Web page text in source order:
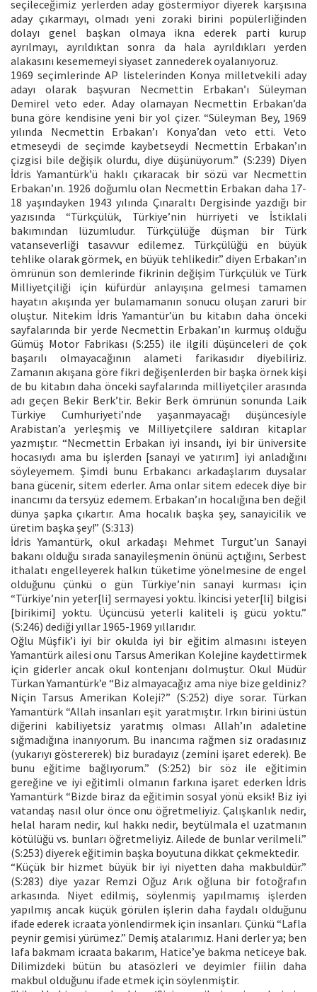
seçileceğimiz yerlerden aday göstermiyor diyerek karşısına
aday çıkarmayı, olmadı yeni zoraki birini popülerliğinden
dolayı genel başkan olmaya ikna ederek parti kurup
ayrılmayı, ayrıldıktan sonra da hala ayrıldıkları yerden
alakasını kesememeyi siyaset zannederek oyalanıyoruz.
1969 seçimlerinde AP listelerinden Konya milletvekili aday
adayı olarak başvuran Necmettin Erbakan’ı Süleyman
Demirel veto eder. Aday olamayan Necmettin Erbakan’da
buna göre kendisine yeni bir yol çizer. “Süleyman Bey, 1969
yılında Necmettin Erbakan’ı Konya’dan veto etti. Veto
etmeseydi de seçimde kaybetseydi Necmettin Erbakan’ın
çizgisi bile değişik olurdu, diye düşünüyorum.” (S:239) Diyen
İdris Yamantürk’ü haklı çıkaracak bir sözü var Necmettin
Erbakan’ın. 1926 doğumlu olan Necmettin Erbakan daha 17-
18 yaşındayken 1943 yılında Çınaraltı Dergisinde yazdığı bir
yazısında “Türkçülük, Türkiye’nin hürriyeti ve İstiklali
bakımından lüzumludur. Türkçülüğe düşman bir Türk
vatanseverliği tasavvur edilemez. Türkçülüğü en büyük
tehlike olarak görmek, en büyük tehlikedir.” diyen Erbakan’ın
ömrünün son demlerinde fikrinin değişim Türkçülük ve Türk
Milliyetçiliği için küfürdür anlayışına gelmesi tamamen
hayatın akışında yer bulamamanın sonucu oluşan zaruri bir
oluştur. Nitekim İdris Yamantür’ün bu kitabın daha önceki
sayfalarında bir yerde Necmettin Erbakan’ın kurmuş olduğu
Gümüş Motor Fabrikası (S:255) ile ilgili düşünceleri de çok
başarılı olmayacağının alameti farikasıdır diyebiliriz.
Zamanın akışana göre fikri değişenlerden bir başka örnek kişi
de bu kitabın daha önceki sayfalarında milliyetçiler arasında
adı geçen Bekir Berk’tir. Bekir Berk ömrünün sonunda Laik
Türkiye Cumhuriyeti’nde yaşanmayacağı düşüncesiyle
Arabistan’a yerleşmiş ve Milliyetçilere saldıran kitaplar
yazmıştır. “Necmettin Erbakan iyi insandı, iyi bir üniversite
hocasıydı ama bu işlerden [sanayi ve yatırım] iyi anladığını
söyleyemem. Şimdi bunu Erbakancı arkadaşlarım duysalar
bana gücenir, sitem ederler. Ama onlar sitem edecek diye bir
inancımı da tersyüz edemem. Erbakan’ın hocalığına ben değil
dünya şapka çıkartır. Ama hocalık başka şey, sanayicilik ve
üretim başka şey!” (S:313)
İdris Yamantürk, okul arkadaşı Mehmet Turgut’un Sanayi
bakanı olduğu sırada sanayileşmenin önünü açtığını, Serbest
ithalatı engelleyerek halkın tüketime yönelmesine de engel
olduğunu çünkü o gün Türkiye’nin sanayi kurması için
“Türkiye’nin yeter[li] sermayesi yoktu. İkincisi yeter[li] bilgisi
[birikimi] yoktu. Üçüncüsü yeterli kaliteli iş gücü yoktu.”
(S:246) dediği yıllar 1965-1969 yıllarıdır.
Oğlu Müşfik’i iyi bir okulda iyi bir eğitim almasını isteyen
Yamantürk ailesi onu Tarsus Amerikan Kolejine kaydettirmek
için giderler ancak okul kontenjanı dolmuştur. Okul Müdür
Türkan Yamantürk’e “Biz almayacağız ama niye bize geldiniz?
Niçin Tarsus Amerikan Koleji?” (S:252) diye sorar. Türkan
Yamantürk “Allah insanları eşit yaratmıştır. Irkın birini üstün
diğerini kabiliyetsiz yaratmış olması Allah’ın adaletine
sığmadığına inanıyorum. Bu inancıma rağmen siz oradasınız
(yukarıyı göstererek) biz buradayız (zemini işaret ederek). Be
bunu eğitime bağlıyorum.” (S:252) bir söz ile eğitimin
gereğine ve iyi eğitimli olmanın farkına işaret ederken İdris
Yamantürk “Bizde biraz da eğitimin sosyal yönü eksik! Biz iyi
vatandaş nasıl olur önce onu öğretmeliyiz. Çalışkanlık nedir,
helal haram nedir, kul hakkı nedir, beytülmala el uzatmanın
kötülüğü vs. bunları öğretmeliyiz. Ailede de bunlar verilmeli.”
(S:253) diyerek eğitimin başka boyutuna dikkat çekmektedir.
“Küçük bir hizmet büyük bir iyi niyetten daha makbuldür.”
(S:283) diye yazar Remzi Oğuz Arık oğluna bir fotoğrafın
arkasında. Niyet edilmiş, söylenmiş yapılmamış işlerden
yapılmış ancak küçük görülen işlerin daha faydalı olduğunu
ifade ederek icraata yönlendirmek için insanları. Çünkü “Lafla
peynir gemisi yürümez.” Demiş atalarımız. Hani derler ya; ben
lafa bakmam icraata bakarım, Hatice’ye bakma neticeye bak.
Dilimizdeki bütün bu atasözleri ve deyimler fiilin daha
makbul olduğunu ifade etmek için söylenmiştir.